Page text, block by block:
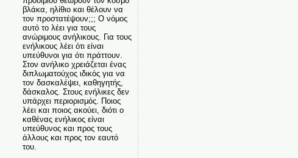
βλάκα, ηλίθιο και θέλουν να
τον προστατέψουν;;; Ο νόμος
αυτό το λέει για τους
ανώριμους ανήλικους. Για τους
ενήλικους λέει ότι είναι
υπεύθυνοι για ότι πράττουν.
Στον ανήλικο χρειάζεται ένας
διπλωματούχος ιδικός για να
τον δασκαλέψει, καθηγητής,
δάσκαλος. Στους ενήλικες δεν
υπάρχει περιορισμός. Ποιος
λέει και ποιος ακούει, διότι ο
καθένας ενήλικος είναι
υπεύθυνος και προς τους
άλλους και προς τον εαυτό
του.